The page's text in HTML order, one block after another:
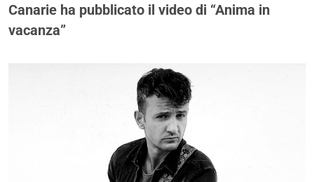
Canarie ha pubblicato il video di “Anima in
vacanza”